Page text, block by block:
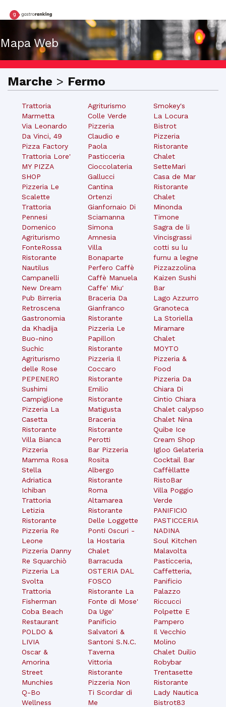
Mapa Web
Marche > Fermo
Trattoria
Marmetta
Via Leonardo
Da Vinci, 49
Pizza Factory
Trattoria Lore'
MY PIZZA
SHOP
Pizzeria Le
Scalette
Trattoria
Pennesi
Domenico
Agriturismo
FonteRossa
Ristorante
Nautilus
Campanelli
New Dream
Pub Birreria
Retroscena
Gastronomia
da Khadija
Buo-nino
Suchic
Agriturismo
delle Rose
PEPENERO
Sushimi
Campiglione
Pizzeria La
Casetta
Ristorante
Villa Bianca
Pizzeria
Mamma Rosa
Stella
Adriatica
Ichiban
Trattoria
Letizia
Ristorante
Pizzeria Re
Leone
Pizzeria Danny
Re Squarchiò
Pizzeria La
Svolta
Trattoria
Fisherman
Coba Beach
Restaurant
POLDO &
LIVIA
Oscar &
Amorina
Street
Munchies
Q-Bo
Wellness
Agriturismo
Colle Verde
Pizzeria
Claudio e
Paola
Pasticceria
Cioccolateria
Gallucci
Cantina
Ortenzi
Gianfornaio Di
Sciamanna
Simona
Amnesia
Villa
Bonaparte
Perfero Caffè
Caffè Manuela
Caffe' Miu'
Braceria Da
Gianfranco
Ristorante
Pizzeria Le
Papillon
Ristorante
Pizzeria Il
Coccaro
Ristorante
Emilio
Ristorante
Matigusta
Braceria
Ristorante
Perotti
Bar Pizzeria
Rosita
Albergo
Ristorante
Roma
Altamarea
Ristorante
Delle Loggette
Ponti Oscuri -
la Hostaria
Chalet
Barracuda
OSTERIA DAL
FOSCO
Ristorante La
Fonte di Mose'
Da Uge'
Panificio
Salvatori &
Santoni S.N.C.
Taverna
Vittoria
Ristorante
Pizzeria Non
Ti Scordar di
Me
Smokey's
La Locura
Bistrot
Pizzeria
Ristorante
Chalet
SetteMari
Casa de Mar
Ristorante
Chalet
Minonda
Timone
Sagra de li
Vincisgrassi
cotti su lu
furnu a legne
Pizzazzolina
Kaizen Sushi
Bar
Lago Azzurro
Granoteca
La Storiella
Miramare
Chalet
MOYTO
Pizzeria &
Food
Pizzeria Da
Chiara Di
Cintio Chiara
Chalet calypso
Chalet Nina
Quibe Ice
Cream Shop
Igloo Gelateria
Cocktail Bar
Caffèllatte
RistoBar
Villa Poggio
Verde
PANIFICIO
PASTICCERIA
NADINA
Soul Kitchen
Malavolta
Pasticceria,
Caffetteria,
Panificio
Palazzo
Riccucci
Polpette E
Pampero
Il Vecchio
Molino
Chalet Duilio
Robybar
Trentasette
Ristorante
Lady Nautica
Bistrot83